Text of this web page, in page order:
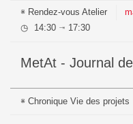
Rendez-vous Atelier
14:30 ⇥ 17:30
MetAt - Journal
Chronique Vie des projets